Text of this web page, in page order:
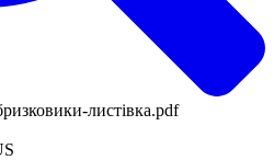
листівка.pdf